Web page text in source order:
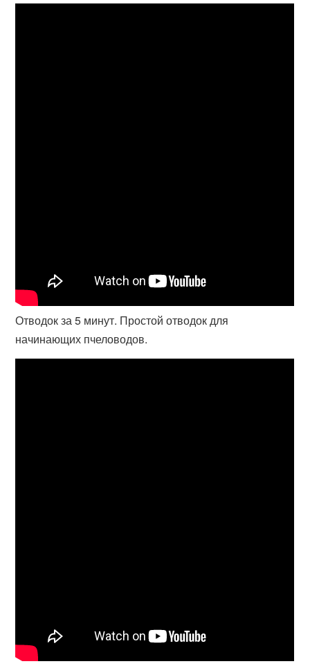
Отводок за 5 минут. Простой отводок для
начинающих пчеловодов.